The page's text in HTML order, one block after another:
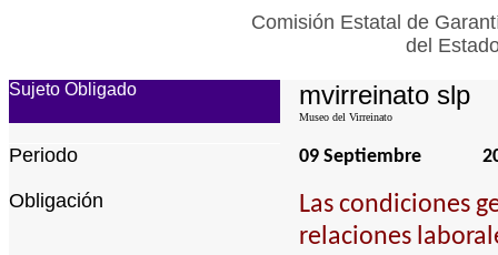
Comisión Estatal de
del
Sujeto Obligado mvirreinato slp
Museo del Virreinato
Periodo 09 Septiembre
Obligación
Las condiciones
relaciones